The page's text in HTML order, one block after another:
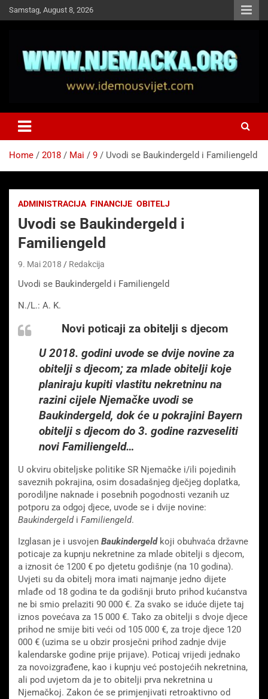
Skip
to
Samstag, August 8, 2026
Idemo u Svijet-Njemacka!
Home 2018 Mai 9 Uvodi se Baukindergeld i Familiengeld
ADMINISTRACIJA FINANCIJE OBITELJ
Uvodi se Baukindergeld i
Familiengeld
9. Mai 2018 Redakcija
Uvodi se Baukindergeld i Familiengeld
N./L.: A. K.
Novi poticaji za obitelji s djecom
U 2018. godini uvode se dvije novine za
obitelji s djecom; za mlade obitelji koje
planiraju kupiti vlastitu nekretninu na
razini cijele Njemačke uvodi se
Baukindergeld, dok će u pokrajini Bayern
obitelji s djecom do 3. godine razveseliti
novi Familiengeld…
U okviru obiteljske politike SR Njemačke i/ili pojedinih
saveznih pokrajina, osim dosadašnjeg dječjeg doplatka,
porodiljne naknade i posebnih pogodnosti vezanih uz
potporu za odgoj djece, uvode se i dvije novine:
Baukindergeldi Familiengeld.
Izglasan je i usvojen Baukindergeld koji obuhvaća državne
poticaje za kupnju nekretnine za mlade obitelji s djecom,
a iznosit će 1200 € po djetetu godišnje (na 10 godina).
Uvjeti su da obitelj mora imati najmanje jedno dijete
mlađe od 18 godina te da godišnji bruto prihod kućanstva
ne bi smio prelaziti 90 000 €. Za svako se iduće dijete taj
iznos povećava za 15 000 €. Tako za obitelji s dvoje djece
prihod ne smije biti veći od 105 000 €, za troje djece 120
000 € (uzima se u obzir prosječni prihod zadnje dvije
kalendarske godine prije prijave). Poticaj vrijedi jednako
za novoizgrađene, kao i kupnju već postojećih nekretnina,
ali pod uvjetom da je to obitelji prva nekretnina u
Njemačkoj. Zakon će se primjenjivati retroaktivno od